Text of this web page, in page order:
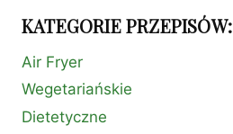
KATEGORIE PRZEPISÓW:
Air Fryer
Wegetariańskie
Dietetyczne